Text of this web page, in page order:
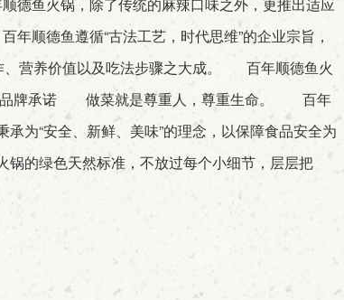
顺德鱼遵循“古法工艺，时代思维”的企业宗旨，
、营养价值以及吃法步骤之大成。 百年顺德鱼火
品牌承诺 做菜就是尊重人，尊重生命。 百年
为“安全、新鲜、美味”的理念，以保障食品安全为
的绿色天然标准，不放过每个小细节，层层把